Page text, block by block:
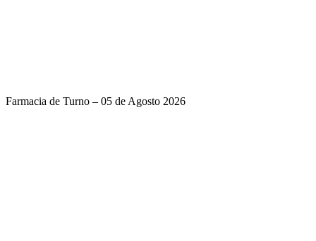
Farmacia de Turno – 05 de Agosto 2026